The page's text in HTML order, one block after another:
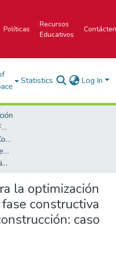
Políticas
Recursos
Educativos
Statistics Log In
Biblioteca José Figueres Ferrer
Escuela de Ingeniería en Construcción
Licenciatura en Ingeniería en Construcción
Prácticas Lean para la optimización de recursos en la fase constructiva de proyectos de construcción: caso proyecto Babylon
la optimización
constructiva
caso